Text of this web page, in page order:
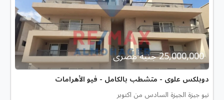
25,000,000 جنية مصرى
دوبلكس علوى - متشطب بالكامل - فيو الأهرامات
نيو جيزة الجيزة السادس من اكتوبر